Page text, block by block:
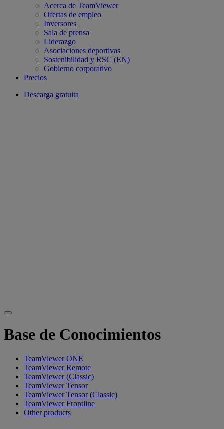
Acerca de TeamViewer
Ofertas de empleo
Inversores
Sala de prensa
Liderazgo
Asociaciones deportivas
Sostenibilidad y RSC (EN)
Gobierno corporativo
Precios
Descarga gratuita
Base de Conocimientos
TeamViewer ONE
TeamViewer Remote
TeamViewer (Classic)
TeamViewer Tensor
TeamViewer Tensor (Classic)
TeamViewer Frontline
Other products